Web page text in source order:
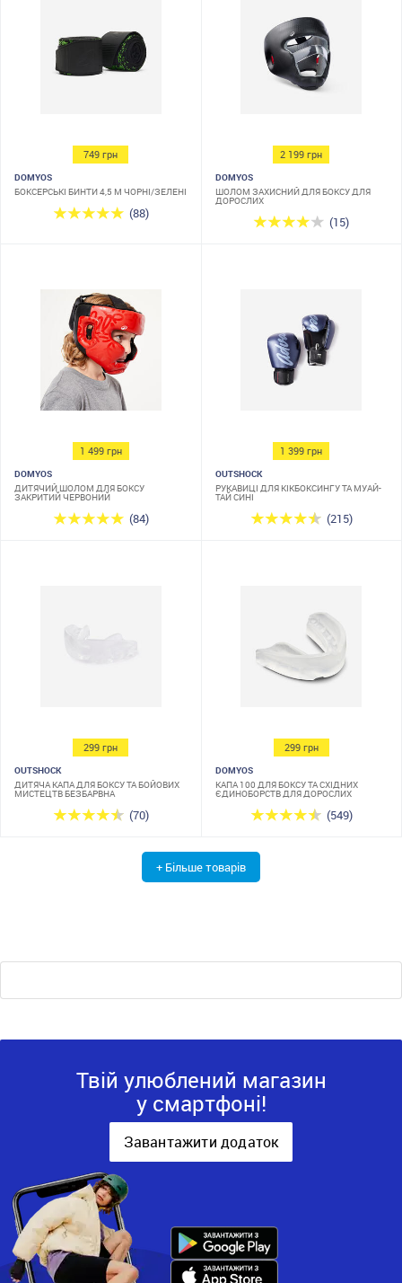
749 грн
DOMYOS
БОКСЕРСЬКІ БИНТИ 4,5 М ЧОРНІ/ЗЕЛЕНІ
(88)
2 199 грн
DOMYOS
ШОЛОМ ЗАХИСНИЙ ДЛЯ БОКСУ ДЛЯ
ДОРОСЛИХ
(15)
1 499 грн
DOMYOS
ДИТЯЧИЙ ШОЛОМ ДЛЯ БОКСУ
ЗАКРИТИЙ ЧЕРВОНИЙ
(84)
1 399 грн
OUTSHOCK
РУКАВИЦІ ДЛЯ КІКБОКСИНГУ ТА МУАЙ-
ТАЙ СИНІ
(215)
299 грн
OUTSHOCK
ДИТЯЧА КАПА ДЛЯ БОКСУ ТА БОЙОВИХ
МИСТЕЦТВ БЕЗБАРВНА
(70)
299 грн
DOMYOS
КАПА 100 ДЛЯ БОКСУ ТА СХІДНИХ
ЄДИНОБОРСТВ ДЛЯ ДОРОСЛИХ
(549)
+ Більше товарів
Твій улюблений магазин
у смартфоні!
Завантажити додаток